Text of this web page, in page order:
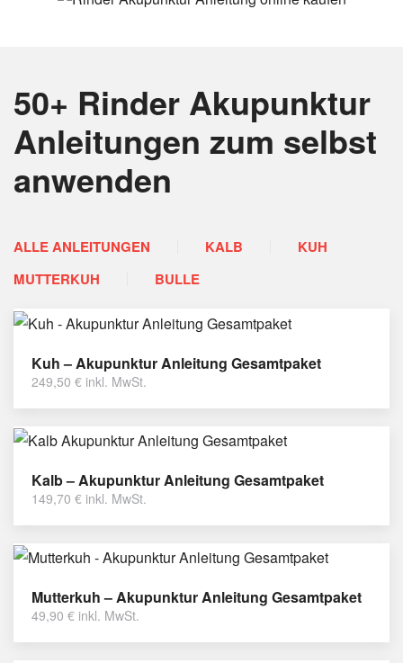
50+ Rinder Akupunktur
Anleitungen zum selbst
anwenden
ALLE ANLEITUNGEN KALB
KUH
MUTTERKUH
BULLE
Kuh – Akupunktur Anleitung Gesamtpaket
249,50 € inkl. MwSt.
Kalb – Akupunktur Anleitung Gesamtpaket
149,70 € inkl. MwSt.
Mutterkuh – Akupunktur Anleitung Gesamtpaket
49,90 € inkl. MwSt.